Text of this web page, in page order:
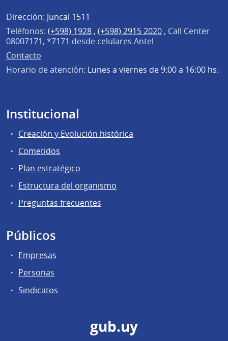
Dirección: Juncal 1511
Teléfonos: (+598) 1928 , (+598) 2915 2020 , Call Center
08007171, *7171 desde celulares Antel
Contacto
Horario de atención: Lunes a viernes de 9:00 a 16:00 hs.
Institucional
Creación y Evolución histórica
Cometidos
Plan estratégico
Estructura del organismo
Preguntas frecuentes
Públicos
Empresas
Personas
Sindicatos
gub.uy